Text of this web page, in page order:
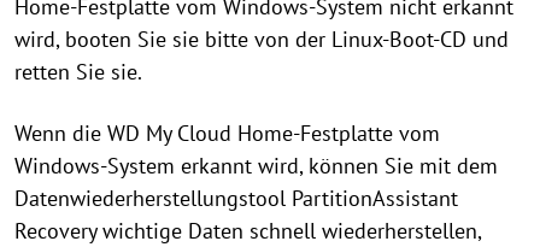
Home-Festplatte vom Windows-System nicht erkannt
wird, booten Sie sie bitte von der Linux-Boot-CD und
retten Sie sie.
Wenn die WD My Cloud Home-Festplatte vom
Windows-System erkannt wird, können Sie mit dem
Datenwiederherstellungstool PartitionAssistant
Recovery wichtige Daten schnell wiederherstellen,